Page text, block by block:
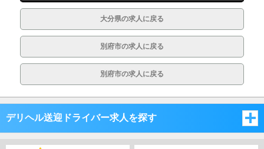
大分県の求人に戻る
別府市の求人に戻る
別府市の求人に戻る
デリヘル送迎ドライバー求人を探す